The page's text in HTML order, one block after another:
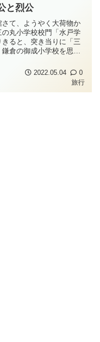
と烈公
て、ようやく大荷物か
丸小学校校門「水戸学
ると、突き当りに「三
倉の御成小学校を思い
囲気になってました。歴
2022.05.04
0
旅行